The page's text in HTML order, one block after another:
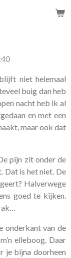
niet helemaal
buig dan heb
nacht heb ik al
en met een
maar ook dat
pijn zit onder de
Dat is het niet. De
Halverwege
goed te kijken.
onderkant van de
elleboog. Daar
je bijna doorheen